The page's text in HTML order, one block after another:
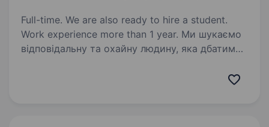
Full-time. We are also ready to hire a student.
Work experience more than 1 year. Ми шукаємо
відповідальну та охайну людину, яка дбатиме